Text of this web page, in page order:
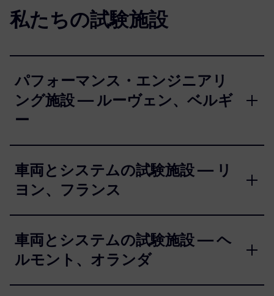
私たちの試験施設
パフォーマンス・エンジニアリ
ング施設 — ルーヴェン、ベルギ
ー
車両とシステムの試験施設 — リ
ヨン、フランス
車両とシステムの試験施設 — ヘ
ルモント、オランダ